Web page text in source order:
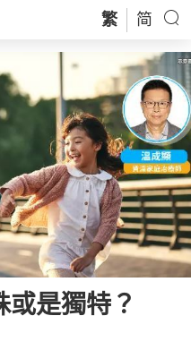
繁 简
是獨特？